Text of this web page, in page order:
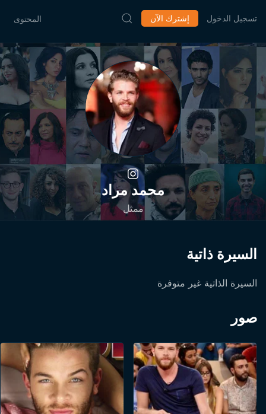
المحتوى إشترك الآن تسجيل الدخول
محمد مراد
ممثل
السيرة ذاتية
السيرة الذاتية غير متوفرة
صور